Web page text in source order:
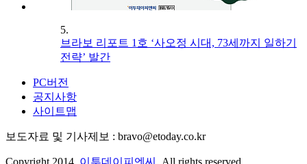
5.
브라보 리포트 1호 ‘사오정 시대, 73세까지 일하기
전략’ 발간
PC버전
공지사항
사이트맵
보도자료 및 기사제보 : bravo@etoday.co.kr